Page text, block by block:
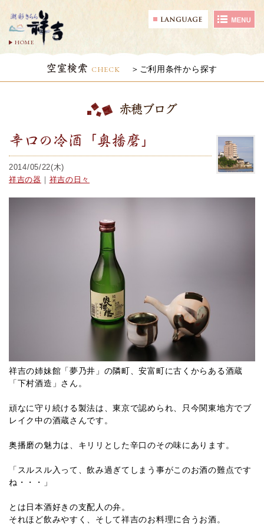
HOME
空室検索 CHECK ご利用条件から探す
赤穂ブログ
辛口の冷酒「奥播磨」
2014/05/22(木)
祥吉の器 ｜ 祥吉の日々
祥吉の姉妹館「夢乃井」の隣町、安富町に古くからある酒蔵
「下村酒造」さん。
頑なに守り続ける製法は、東京で認められ、只今関東地方でブ
レイク中の酒蔵さんです。
奥播磨の魅力は、キリリとした辛口のその味にあります。
「スルスル入って、飲み過ぎてしまう事がこのお酒の難点です
ね・・・」
とは日本酒好きの支配人の弁。
それほど飲みやすく、そして祥吉のお料理に合うお酒。